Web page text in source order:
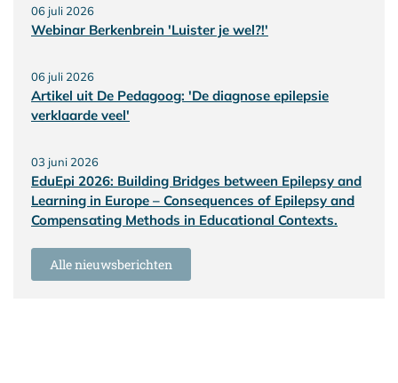
06 juli 2026
Webinar Berkenbrein 'Luister je wel?!'
06 juli 2026
Artikel uit De Pedagoog: 'De diagnose epilepsie
verklaarde veel'
03 juni 2026
EduEpi 2026: Building Bridges between Epilepsy and
Learning in Europe – Consequences of Epilepsy and
Compensating Methods in Educational Contexts.
Alle nieuwsberichten